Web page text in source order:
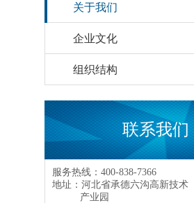
关于我们
企业文化
组织结构
联系我们
服务热线：400-838-7366
地址：河北省承德六沟高新技术
产业园